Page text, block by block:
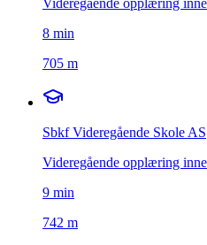
8 min
705 m
Sbkf Videregående Skole AS
Videregående opplæring
9 min
742 m